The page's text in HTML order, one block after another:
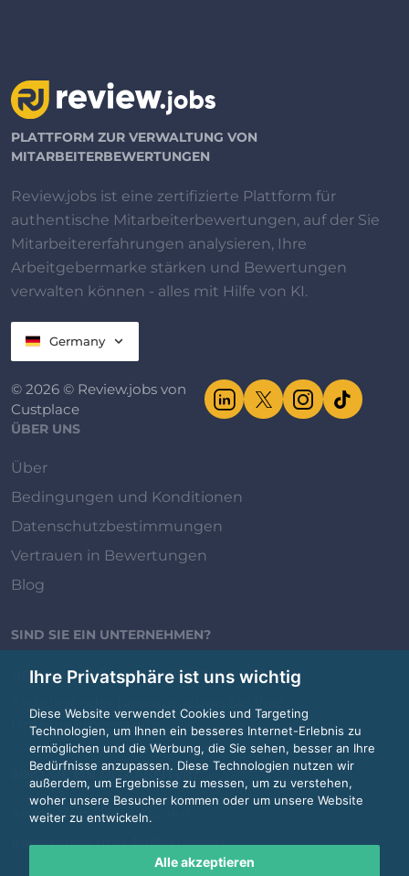
Ihre Privatsphäre ist uns wichtig
Diese Website verwendet Cookies und Targeting
Technologien, um Ihnen ein besseres Internet-Erlebnis zu
ermöglichen und die Werbung, die Sie sehen, besser an Ihre
Bedürfnisse anzupassen. Diese Technologien nutzen wir
außerdem, um Ergebnisse zu messen, um zu verstehen,
woher unsere Besucher kommen oder um unsere Website
weiter zu entwickeln.
Alle akzeptieren
PLATTFORM ZUR VERWALTUNG VON
MITARBEITERBEWERTUNGEN
Review.jobs ist eine zertifizierte Plattform für
authentische Mitarbeiterbewertungen, auf der Sie
Mitarbeitererfahrungen analysieren, Ihre
Arbeitgebermarke stärken und Bewertungen
verwalten können - alles mit Hilfe von KI.
Germany
© 2026 © Review.jobs von
Custplace
ÜBER UNS
Über
Bedingungen und Konditionen
Datenschutzbestimmungen
Vertrauen in Bewertungen
Blog
SIND SIE EIN UNTERNEHMEN?
Review.jobs für Unternehmen
Unternehmensseite
SIND SIE EIN MITARBEITER?
Anmelden / Registrieren
Kategorien und Auflistungen